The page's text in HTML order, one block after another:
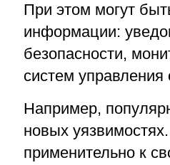
При этом могут
информации:
безопасности,
систем
Например,
новых
применительно к